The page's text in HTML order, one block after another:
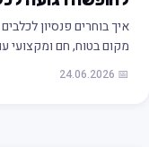
איך בוחרים פנסיון
מקום בטוח, חם ומקצועי
📅 24.06.2026